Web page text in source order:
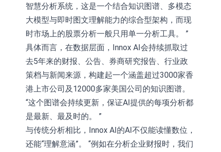
智慧分析系统，这是一个结合知识图谱、多模态
大模型与即时图文理解能力的综合型架构，而现
时市场上的股票分析一般只用单一分析工具。 ”
具体而言，在数据层面，Innox AI会持续抓取过
去5年来的财报、公告、券商研究报告、行业政
策档与新闻来源，构建起一个涵盖超过3000家香
港上市公司及12000多家美国公司的知识图谱。
“这个图谱会持续更新，保证AI提供的每项分析都
是最新、最及时的。 ”
与传统分析相比，Innox AI的AI不仅能读懂数位，
还能“理解意涵”。 “例如在分析企业财报时，我们